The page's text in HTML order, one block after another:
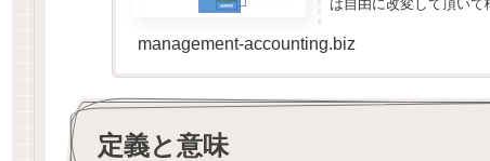
は自由に改変して頂い
management-accounting.biz
定義と意味